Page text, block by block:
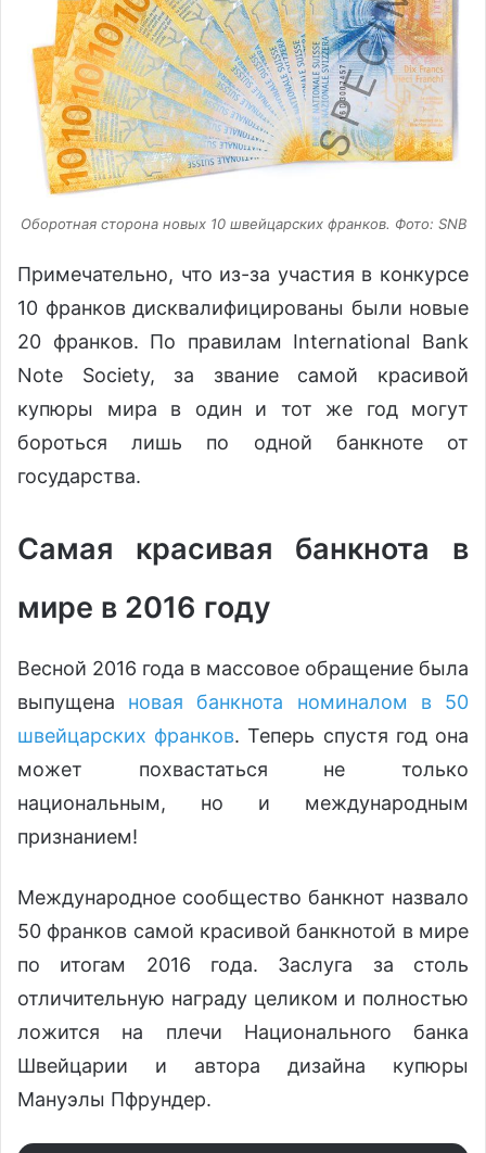
Оборотная сторона новых 10 швейцарских франков. Фото: SNB
Примечательно, что из-за участия в конкурсе
10 франков дисквалифицированы были новые
20 франков. По правилам International Bank
Note Society, за звание самой красивой
купюры мира в один и тот же год могут
бороться лишь по одной банкноте от
государства.
Самая красивая банкнота в
мире в 2016 году
Весной 2016 года в массовое обращение была
выпущена новая банкнота номиналом в 50
швейцарских франков. Теперь спустя год она
может похвастаться не только
национальным, но и международным
признанием!
Международное сообщество банкнот назвало
50 франков самой красивой банкнотой в мире
по итогам 2016 года. Заслуга за столь
отличительную награду целиком и полностью
ложится на плечи Национального банка
Швейцарии и автора дизайна купюры
Мануэлы Пфрундер.